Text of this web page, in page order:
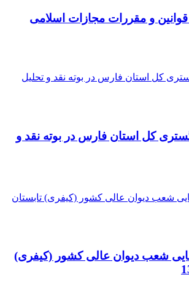
و مقررات مجازات اسلامی
کل استان فارس در بوته نقد و
شعب دیوان عالی کشور (کیفری)